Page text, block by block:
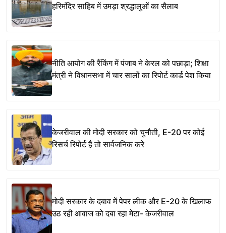
हरिमंदिर साहिब में उमड़ा श्रद्धालुओं का सैलाब
नीति आयोग की रैंकिंग में पंजाब ने केरल को पछाड़ा; शिक्षा
मंत्री ने विधानसभा में चार सालों का रिपोर्ट कार्ड पेश किया
केजरीवाल की मोदी सरकार को चुनौती, E-20 पर कोई
रिसर्च रिपोर्ट है तो सार्वजनिक करे
मोदी सरकार के दबाव में पेपर लीक और E-20 के खिलाफ
उठ रही आवाज को दबा रहा मेटा- केजरीवाल